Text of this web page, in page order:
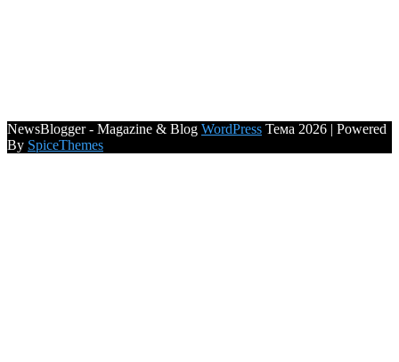
NewsBlogger - Magazine & Blog WordPress Тема 2026 | Powered
By SpiceThemes